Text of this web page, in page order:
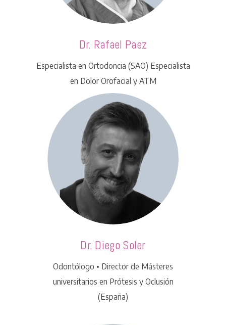
Dr. Rafael Paez
Especialista en Ortodoncia (SAO) Especialista
en Dolor Orofacial y ATM
Dr. Diego Soler​
Odontólogo • Director de Másteres
universitarios en Prótesis y Oclusión
(España)